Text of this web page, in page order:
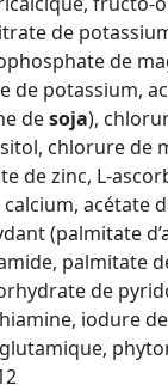
de
de
de potassium,
desoja),
chlorure de
de zinc, L-
acétate
(palmitate
palmitate
de
iodure